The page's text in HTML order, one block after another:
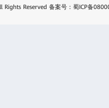
Rights Reserved 备案号：蜀ICP备